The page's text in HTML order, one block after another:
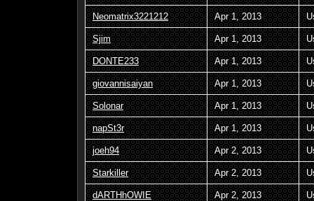
Neomatrix3221212 Apr 1, 2013
Sjim Apr 1, 2013
DONTE233 Apr 1, 2013
giovannisaiyan Apr 1, 2013
Solonar Apr 1, 2013
napSt3r Apr 1, 2013
joeh94 Apr 2, 2013
Starkiller Apr 2, 2013
dARTHhOWIE Apr 2, 2013